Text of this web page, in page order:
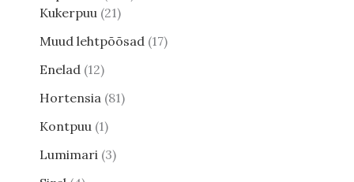
Kukerpuu 21
Muud lehtpõõsad 17
Enelad 12
Hortensia 81
Kontpuu 1
Lumimari 3